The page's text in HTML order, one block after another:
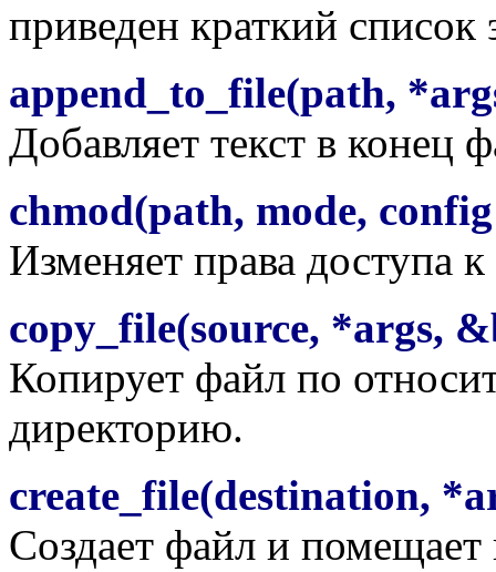
приведен краткий
append_to_file(path,
Добавляет текст в конец
chmod(path, mode,
Изменяет права доступа
copy_file(source, *args,
Копирует файл по
директорию.
create_file(destination,
Создает файл и помещает